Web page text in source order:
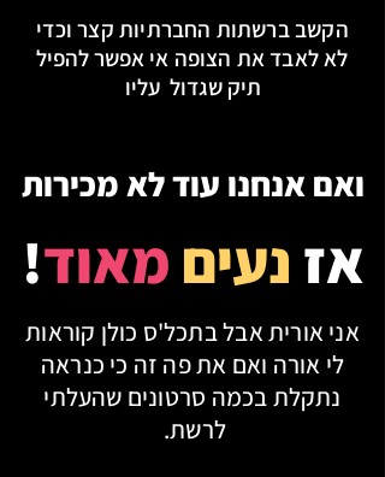
הקשב ברשתות החברתיות קצר וכדי
לא לאבד את הצופה אי אפשר להפיל
תיק שגדול עליו
ואם אנחנו עוד לא מכירות
אז נעים מאוד!
אני אורית אבל בתכל'ס כולן קוראות
לי אורה ואם את פה זה כי כנראה
נתקלת בכמה סרטונים שהעלתי
לרשת.